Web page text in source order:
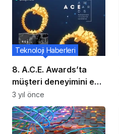
8. A.C.E. Awards’ta
müşteri deneyimini en
iyi yöneten markalar
ödüllerine kavuştu
Teknoloji Haberleri
3 yıl önce